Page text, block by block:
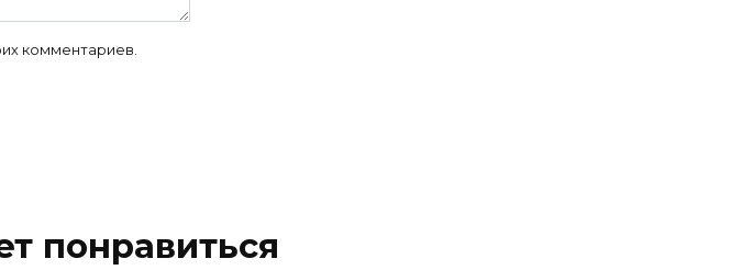
комментариев.
понравиться